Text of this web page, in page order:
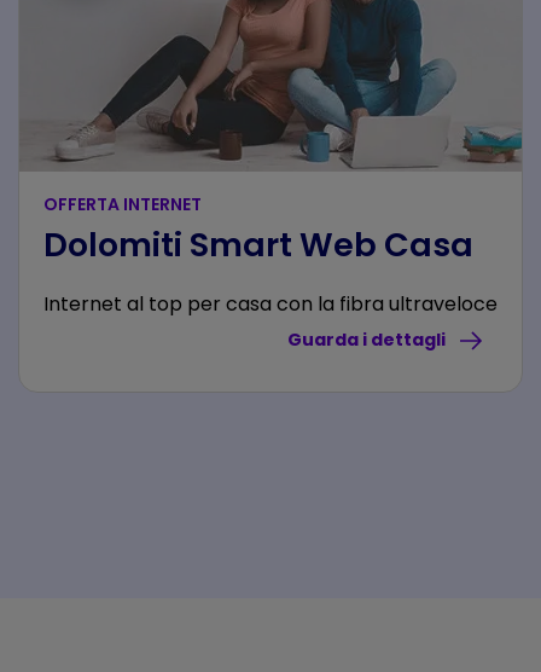
OFFERTA INTERNET
Dolomiti Smart Web Casa
Internet al top per casa con la fibra ultraveloce
Guarda i dettagli